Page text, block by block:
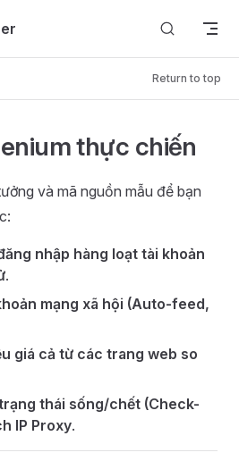
Return to top
thực chiến
và mã nguồn mẫu để bạn
nhập hàng loạt tài khoản
.
mạng xã hội (Auto-feed,
giá cả từ các trang web so
thái sống/chết (Check-
IP Proxy.